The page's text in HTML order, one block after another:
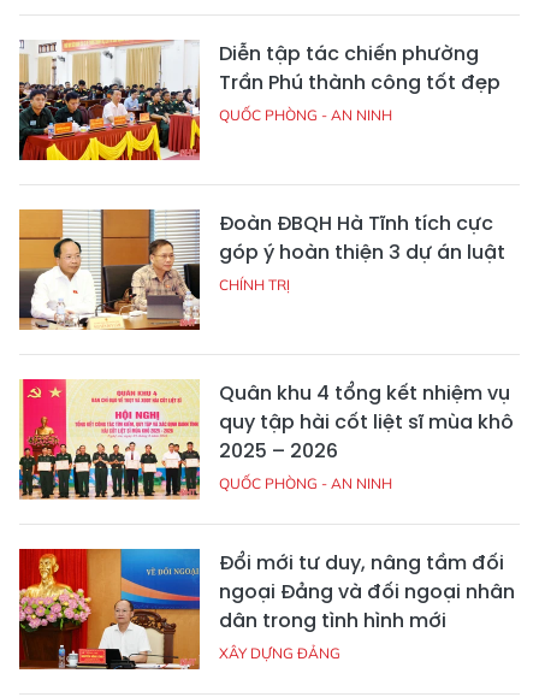
Diễn tập tác chiến phường
Trần Phú thành công tốt đẹp
QUỐC PHÒNG - AN NINH
Đoàn ĐBQH Hà Tĩnh tích cực
góp ý hoàn thiện 3 dự án luật
CHÍNH TRỊ
Quân khu 4 tổng kết nhiệm vụ
quy tập hài cốt liệt sĩ mùa khô
2025 – 2026
QUỐC PHÒNG - AN NINH
Đổi mới tư duy, nâng tầm đối
ngoại Đảng và đối ngoại nhân
dân trong tình hình mới
XÂY DỰNG ĐẢNG